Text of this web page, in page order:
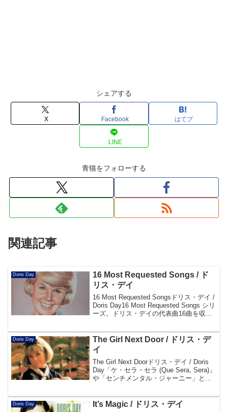
シェアする
X Facebook はてブ
LINE
青猫をフォローする
関連記事
Doris Day
16 Most Requested Songs / ド
リス・デイ
16 Most Requested Songsドリス・デイ /
Doris Day16 Most Requested Songs シリ
ーズ。ドリス・デイの代表曲16曲を収録
Journe...
Doris Day
The Girl Next Door / ドリス・デ
イ
The Girl Next Doorドリス・デイ / Doris
Day「ケ・セラ・セラ (Que Sera, Sera)」
や「センチメンタル・ジャーニー」とい
不朽の名曲29曲を収録したコンピレーシ
ョン・...
Doris Day It’s Magic / ドリス・デイ